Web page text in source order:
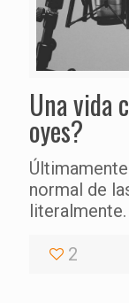
Una vida
oyes?
normal de
literalmente.
2